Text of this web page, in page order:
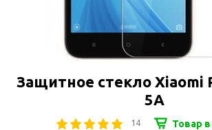
Защитное стекло Xiaomi
5A
14 Товар